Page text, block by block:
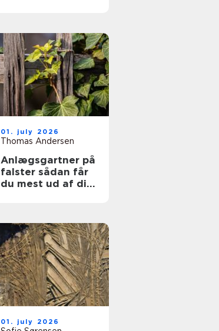
01. july 2026
Thomas Andersen
Anlægsgartner på
falster sådan får
du mest ud af din
01. july 2026